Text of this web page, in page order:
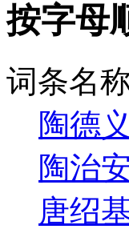
按字母
词条名
陶德义
陶治
唐绍